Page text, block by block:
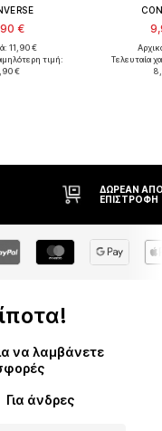
€
11,90 €
τιμή:
€
Τελευταία
ΔΩΡΕΆΝ
ΕΠΙΣΤΡΟΦΉ
να λαμβάνετε
Για άνδρες